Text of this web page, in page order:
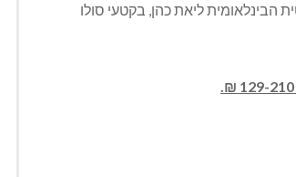
הבינלאומית ליאת כהן, בקטעי סולו